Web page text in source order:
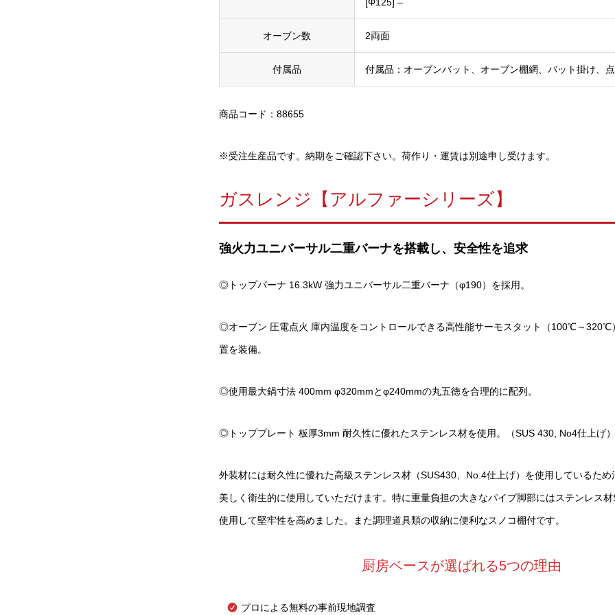
オーブン数 2両面
付属品 付属品：オーブンバット、オーブン棚網、バット掛け、
商品コード：88655
※受注生産品です。納期をご確認下さい。荷作り・運賃は別途申し受けます。
ガスレンジ【アルファーシリーズ】
強火力ユニバーサル二重バーナを搭載し、安全性を追求
◎トップバーナ 16.3kW 強力ユニバーサル二重バーナ（φ190）を採用。
◎オーブン 圧電点火 庫内温度をコントロールできる高性能サーモスタット（100℃～320℃
置を装備。
◎使用最大鍋寸法 400mm φ320mmとφ240mmの丸五徳を合理的に配列。
◎トッププレート 板厚3mm 耐久性に優れたステンレス材を使用。（SUS 430, No4仕上げ）
外装材には耐久性に優れた高級ステンレス材（SUS430、No.4仕上げ）を使用しているた
美しく衛生的に使用していただけます。特に重量負担の大きなパイプ脚部にはステンレス
使用して堅牢性を高めました。また調理道具類の収納に便利なスノコ棚付です。
厨房ベースが選ばれる5つの理由
プロによる無料の事前現地調査